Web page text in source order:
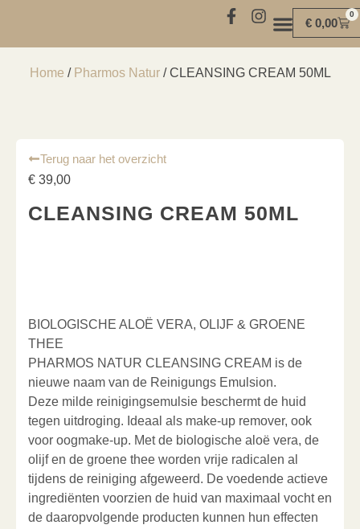
€ 0,00
0
Terug naar het overzicht
€ 39,00
CLEANSING CREAM 50ML
BIOLOGISCHE ALOË VERA, OLIJF & GROENE
THEE
PHARMOS NATUR CLEANSING CREAM is de
nieuwe naam van de Reinigungs Emulsion.
Deze milde reinigingsemulsie beschermt de huid
tegen uitdroging. Ideaal als make-up remover, ook
voor oogmake-up. Met de biologische aloë vera, de
olijf en de groene thee worden vrije radicalen al
tijdens de reiniging afgeweerd. De voedende actieve
ingrediënten voorzien de huid van maximaal vocht en
de daaropvolgende producten kunnen hun effecten
Home / Pharmos Natur/ CLEANSING CREAM 50ML